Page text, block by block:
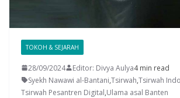
TOKOH & SEJARAH
28/09/2024 Editor: Divya Aulya4 min read
Syekh Nawawi al-Bantani,Tsirwah,Tsirwah
Tsirwah Pesantren Digital,Ulama asal Banten